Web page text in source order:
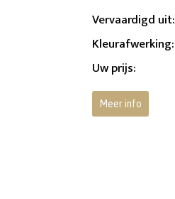
Vervaardigd uit:
Kleurafwerking:
Uw prijs:
Meer info